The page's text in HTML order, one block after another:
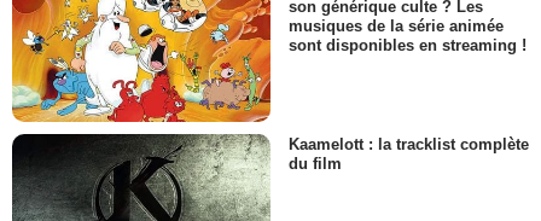
son générique culte ? Les
musiques de la série animée
sont disponibles en streaming !
Kaamelott : la tracklist complète
du film